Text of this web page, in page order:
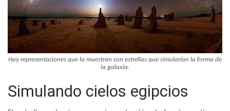
Hay representaciones que la muestran con estrellas que simularían la forma de
la galaxia.
Simulando cielos egipcios